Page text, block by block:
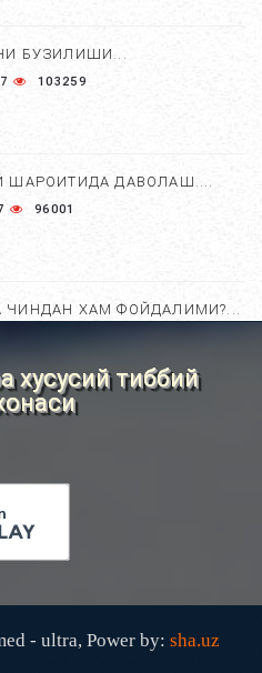
БУЗИЛИШИ...
103259
ШАРОИТИДА ДАВОЛАШ....
96001
ЧИНДАН ХАМ ФОЙДАЛИМИ?...
83718
АНИҚЛАШНИНГ
хусусий тиббий
- ultra, Power by: sha.uz